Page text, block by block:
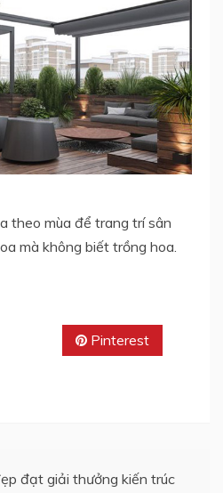
theo mùa để trang trí sân
mà không biết trồng hoa.
Pinterest
đạt giải thưởng kiến trúc